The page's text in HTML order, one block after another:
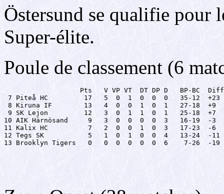
Östersund se qualifie pour
Super-élite.
Poule de classement (6
                   Pts   V VP VT  DT DP D   BP-BC  Diff
7 Piteå HC         17   5  0  1  0  0  0   35-12  +23
8 Kiruna IF        13   4  0  0  1  0  1   27-18  +9
9 SK Lejon         12   3  0  1  1  0  1   25-18  +7
10 AIK Härnösand     9   3  0  0  0  0  3   16-19  -3
11 Kalix HC          7   2  0  0  1  0  3   17-23  -6
12 Tegs SK           5   1  0  1  0  0  4   13-24  -11
13 Brooklyn Tigers   0   0  0  0  0  0  6    7-26  -19